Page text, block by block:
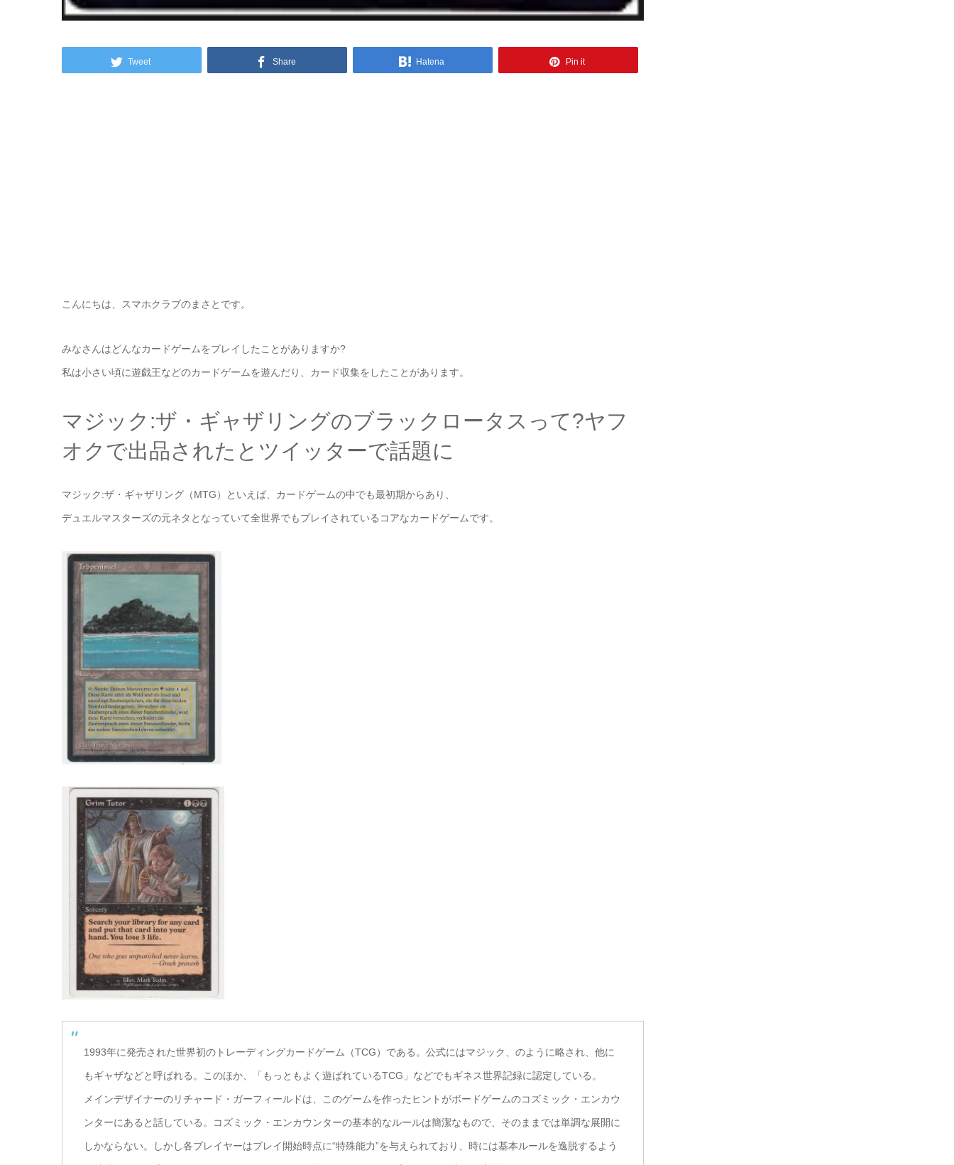
Tweet Share Hatena Pin it
こんにちは、スマホクラブのまさとです。
みなさんはどんなカードゲームをプレイしたことがありますか?
私は小さい頃に遊戯王などのカードゲームを遊んだり、カード収集をしたことがあります。
マジック:ザ・ギャザリングのブラックロータスって?ヤフ
オクで出品されたとツイッターで話題に
マジック:ザ・ギャザリング（MTG）といえば、カードゲームの中でも最初期からあり、
デュエルマスターズの元ネタとなっていて全世界でもプレイされているコアなカードゲームです。
1993年に発売された世界初のトレーディングカードゲーム（TCG）である。公式にはマジック、のように略され、他に
もギャザなどと呼ばれる。このほか、「もっともよく遊ばれているTCG」などでもギネス世界記録に認定している。
メインデザイナーのリチャード・ガーフィールドは、このゲームを作ったヒントがボードゲームのコズミック・エンカウ
ンターにあると話している。コズミック・エンカウンターの基本的なルールは簡潔なもので、そのままでは単調な展開に
しかならない。しかし各プレイヤーはプレイ開始時点に“特殊能力”を与えられており、時には基本ルールを逸脱するよう